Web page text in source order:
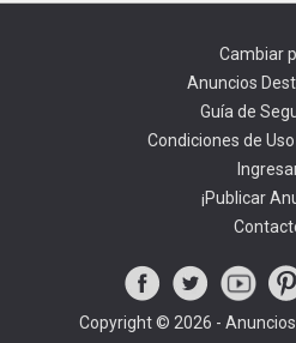
Cambiar
Anuncios
Guía de
Condiciones de
¡Publicar
Copyright © 2026 -